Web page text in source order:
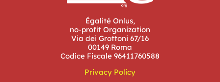
Égalité Onlus,
no-profit Organization
Via dei Grottoni 67/16
00149 Roma
Codice Fiscale 96411760588
Privacy Policy